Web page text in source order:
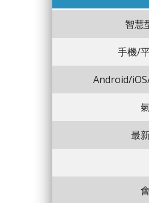
智慧
手機/
Android/
最